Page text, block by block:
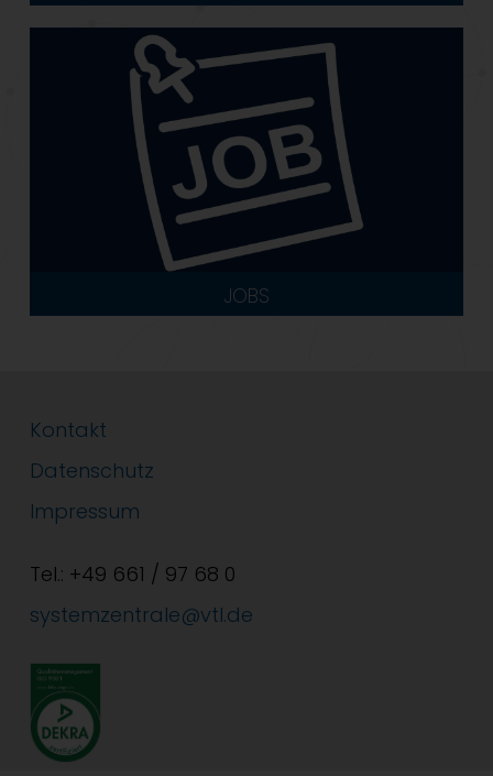
JOBS
Kontakt
Datenschutz
Impressum
Tel.: +49 661 / 97 68 0
systemzentrale@vtl.de